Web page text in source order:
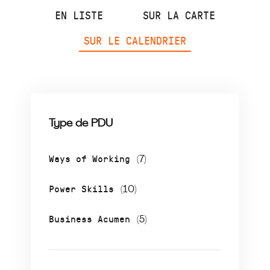
EN LISTE
SUR LA CARTE
SUR LE CALENDRIER
Type de PDU
Ways of Working (7)
Power Skills (10)
Business Acumen (5)